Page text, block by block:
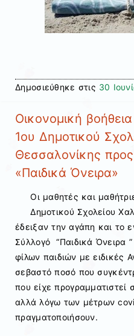
Δημοσιεύθηκε στις 30
Οικονομική
1ου Δημοτικού
Θεσσαλονίκης
«Παιδικά Όνειρα»
Οι μαθητές και
Δημοτικού Σχολείου
έδειξαν την αγάπη και το
Σύλλογό “Παιδικά Όνειρα
φίλων παιδιών με ειδικές
σεβαστό ποσό που
που είχε
αλλά λόγω των μέτρων
πραγματοποιήσουν.